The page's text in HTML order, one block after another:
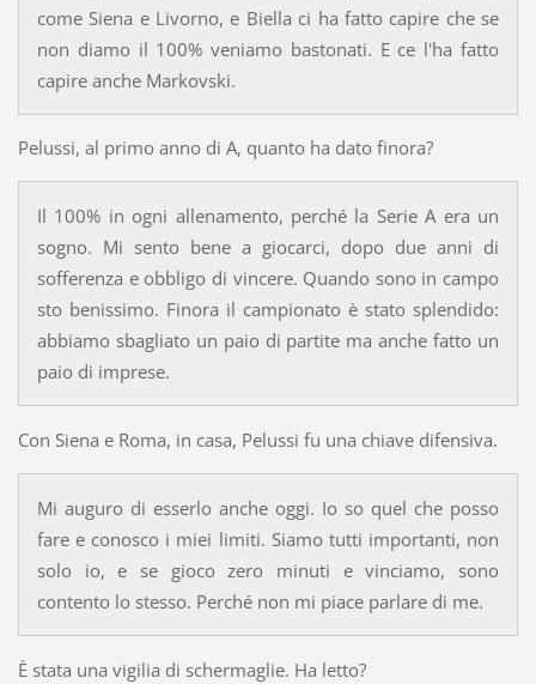
come Siena e Livorno, e Biella ci ha fatto capire che se
non diamo il 100% veniamo bastonati. E ce l'ha fatto
capire anche Markovski.
Pelussi, al primo anno di A, quanto ha dato finora?
Il 100% in ogni allenamento, perché la Serie A era un
sogno. Mi sento bene a giocarci, dopo due anni di
sofferenza e obbligo di vincere. Quando sono in campo
sto benissimo. Finora il campionato è stato splendido:
abbiamo sbagliato un paio di partite ma anche fatto un
paio di imprese.
Con Siena e Roma, in casa, Pelussi fu una chiave difensiva.
Mi auguro di esserlo anche oggi. Io so quel che posso
fare e conosco i miei limiti. Siamo tutti importanti, non
solo io, e se gioco zero minuti e vinciamo, sono
contento lo stesso. Perché non mi piace parlare di me.
È stata una vigilia di schermaglie. Ha letto?